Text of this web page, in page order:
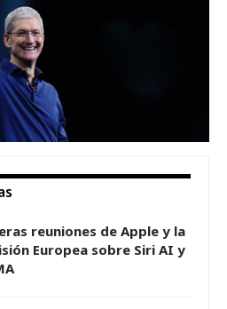
reuniones de Apple y la
Europea sobre Siri AI y